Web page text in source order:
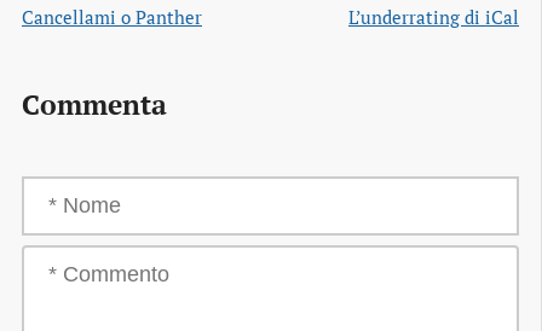
Cancellami o Panther
L’underrating di iCal
Commenta